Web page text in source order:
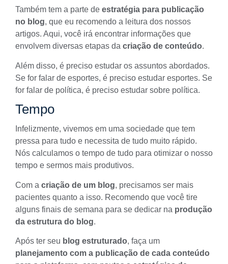
Também tem a parte de estratégia para publicação
no blog, que eu recomendo a leitura dos nossos
artigos. Aqui, você irá encontrar informações que
envolvem diversas etapas da criação de conteúdo.
Além disso, é preciso estudar os assuntos abordados.
Se for falar de esportes, é preciso estudar esportes. Se
for falar de política, é preciso estudar sobre política.
Tempo
Infelizmente, vivemos em uma sociedade que tem
pressa para tudo e necessita de tudo muito rápido.
Nós calculamos o tempo de tudo para otimizar o nosso
tempo e sermos mais produtivos.
Com a criação de um blog, precisamos ser mais
pacientes quanto a isso. Recomendo que você tire
alguns finais de semana para se dedicar na produção
da estrutura do blog.
Após ter seu blog estruturado, faça um
planejamento com a publicação de cada conteúdo